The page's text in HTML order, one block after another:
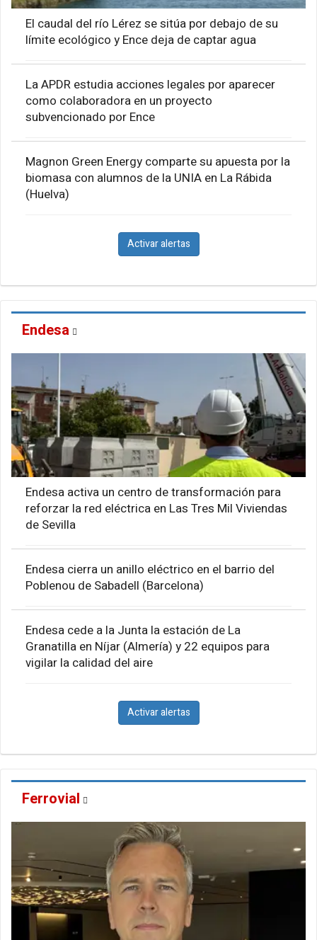
El caudal del río Lérez se sitúa por debajo de su
límite ecológico y Ence deja de captar agua
La APDR estudia acciones legales por aparecer
como colaboradora en un proyecto
subvencionado por Ence
Magnon Green Energy comparte su apuesta por la
biomasa con alumnos de la UNIA en La Rábida
(Huelva)
Activar alertas
Endesa
Endesa activa un centro de transformación para
reforzar la red eléctrica en Las Tres Mil Viviendas
de Sevilla
Endesa cierra un anillo eléctrico en el barrio del
Poblenou de Sabadell (Barcelona)
Endesa cede a la Junta la estación de La
Granatilla en Níjar (Almería) y 22 equipos para
vigilar la calidad del aire
Activar alertas
Ferrovial